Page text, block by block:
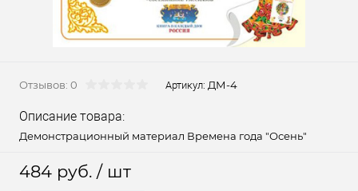
Отзывов: 0 Артикул: ДМ-4
Описание товара:
Демонстрационный материал Времена года "Осень"
484 руб. / шт